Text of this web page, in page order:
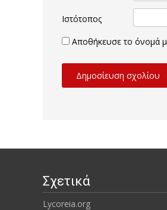
Ιστότοπος
Αποθήκευσε το όνομά
Σχετικά
Lycoreia.org